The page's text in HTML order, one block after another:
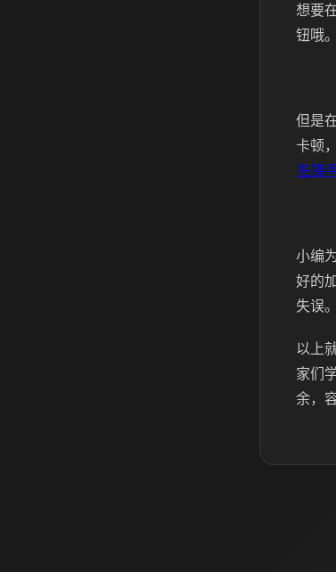
想要
钮哦。
但是
卡顿
先锋
小编
好的
失误。
以上
家们
余，